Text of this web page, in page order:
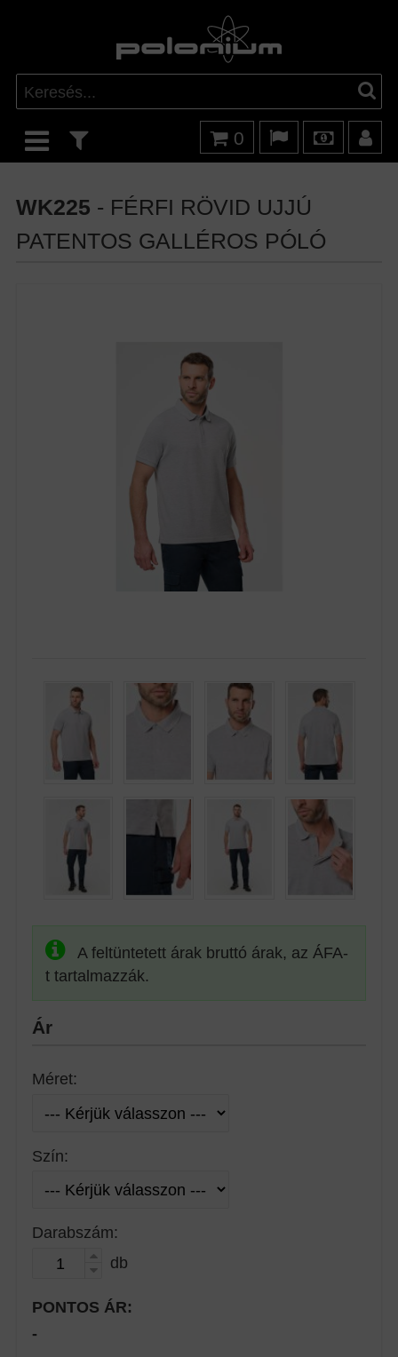
0
WK225 - FÉRFI RÖVID UJJÚ
PATENTOS GALLÉROS PÓLÓ
A feltüntetett árak bruttó árak, az ÁFA-
t tartalmazzák.
Ár
Méret:
Szín:
Darabszám:
db
PONTOS ÁR:
-